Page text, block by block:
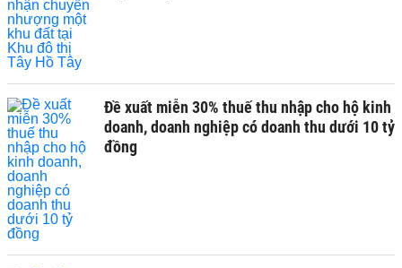
Đề xuất miễn 30% thuế thu nhập cho hộ kinh
doanh, doanh nghiệp có doanh thu dưới 10 tỷ
đồng